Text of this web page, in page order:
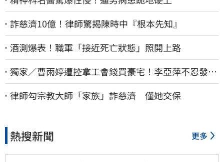
詐慈濟10億！律師驚揭陳時中『根本先知』
酒測爆表！職軍「接近死亡狀態」照開上路
獨家／曹雨婷遭控拿工會錢買豪宅！李亞萍不忍發
聲：余天管工會都貼錢
律師勾宗教大師「家族」詐慈濟 僅她交保
熱搜新聞 更多